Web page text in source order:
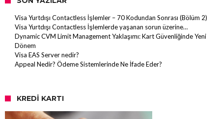
Visa Yurtdışı Contactless İşlemler – 70 Kodundan Sonrası (Bölüm 2)
Visa Yurtdışı Contactless İşlemlerde yaşanan sorun üzerine…
Dynamic CVM Limit Management Yaklaşımı: Kart Güvenliğinde Yeni
Dönem
Visa EAS Server nedir?
Appeal Nedir? Ödeme Sistemlerinde Ne İfade Eder?
KREDI KARTI